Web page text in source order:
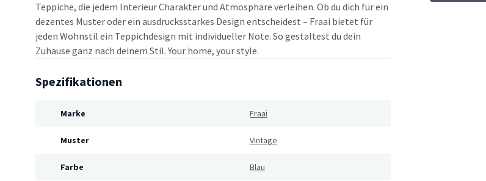
Teppiche, die jedem Interieur Charakter und Atmosphäre verleihen. Ob du dich für ein
dezentes Muster oder ein ausdrucksstarkes Design entscheidest – Fraai bietet für
jeden Wohnstil ein Teppichdesign mit individueller Note. So gestaltest du dein
Zuhause ganz nach deinem Stil. Your home, your style.
Spezifikationen
Marke Fraai
Muster Vintage
Farbe Blau